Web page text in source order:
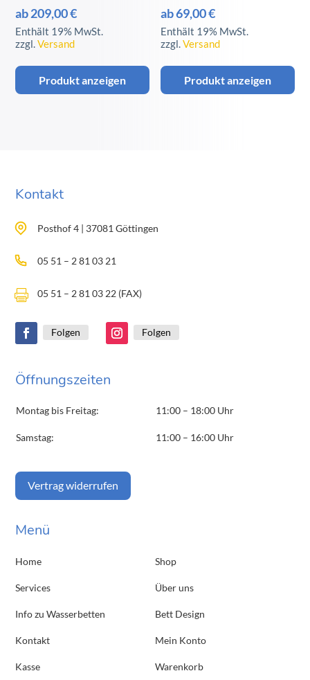
ab209,00€
Enthält 19% MwSt.
zzgl.Versand
Produkt anzeigen
ab69,00€
Enthält 19% MwSt.
zzgl.Versand
Produkt anzeigen
Kontakt
Posthof 4 | 37081 Göttingen
05 51 – 2 81 03 21
 05 51 – 2 81 03 22 (FAX)
Folgen Folgen
Öffnungszeiten
Montag bis Freitag: 11:00 – 18:00 Uhr
Samstag: 11:00 – 16:00 Uhr
Vertrag widerrufen
Menü
Home Shop
Services Über uns
Info zu Wasserbetten Bett Design
Kontakt Mein Konto
Kasse Warenkorb